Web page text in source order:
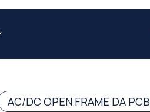
AC/DC OPEN FRAME DA PCB